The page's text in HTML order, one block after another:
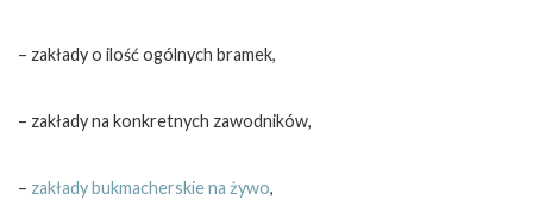
– zakłady o ilość ogólnych bramek,
– zakłady na konkretnych zawodników,
– zakłady bukmacherskie na żywo,